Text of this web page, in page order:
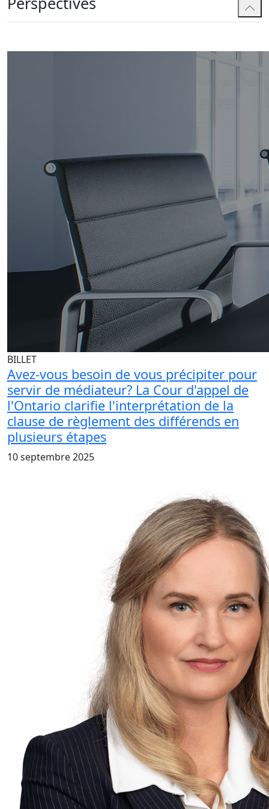
Avant d’entrer à la faculté de droit, Jenn a obtenu un
l’Université de la Colombie-Britannique. Elle aime
approfondir les preuves techniques et traduire les
BILLET
Avez-vous besoin de vous précipiter pour
servir de médiateur? La Cour d'appel de
l'Ontario clarifie l'interprétation de la
clause de règlement des différends en
plusieurs étapes
10 septembre 2025